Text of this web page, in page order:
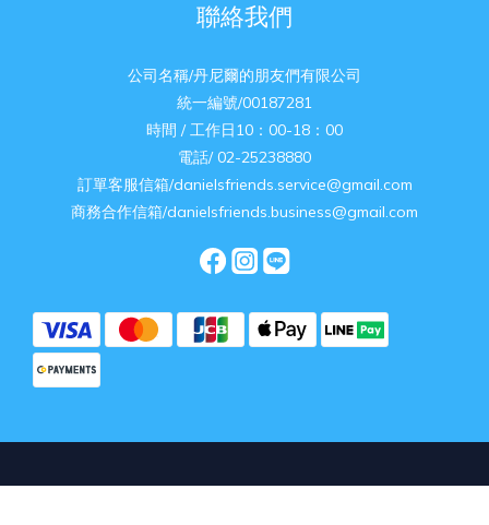
聯絡我們
公司名稱/丹尼爾的朋友們有限公司
統一編號/00187281
時間 / 工作日10：00-18：00
電話/ 02-25238880
訂單客服信箱/danielsfriends.service@gmail.com
商務合作信箱/danielsfriends.business@gmail.com